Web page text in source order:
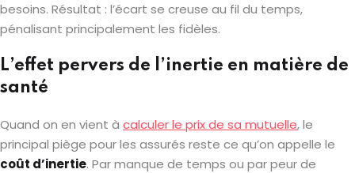
besoins. Résultat : l’écart se creuse au fil du temps,
pénalisant principalement les fidèles.
L’effet pervers de l’inertie en matière de
santé
Quand on en vient à calculer le prix de sa mutuelle, le
principal piège pour les assurés reste ce qu’on appelle le
coût d’inertie. Par manque de temps ou par peur de